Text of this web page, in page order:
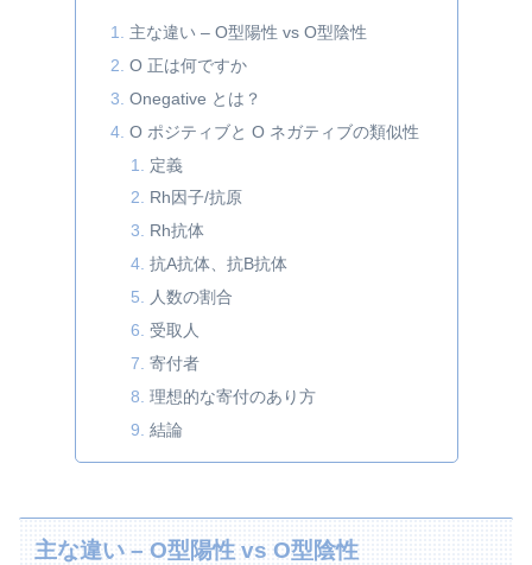
主な違い – O型陽性 vs O型陰性
O 正は何ですか
Onegative とは？
O ポジティブと O ネガティブの類似性
定義
Rh因子/抗原
Rh抗体
抗A抗体、抗B抗体
人数の割合
受取人
寄付者
理想的な寄付のあり方
結論
主な違い – O型陽性 vs O型陰性